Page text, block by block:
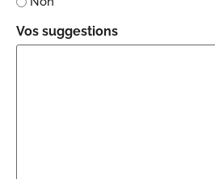
Vos suggestions